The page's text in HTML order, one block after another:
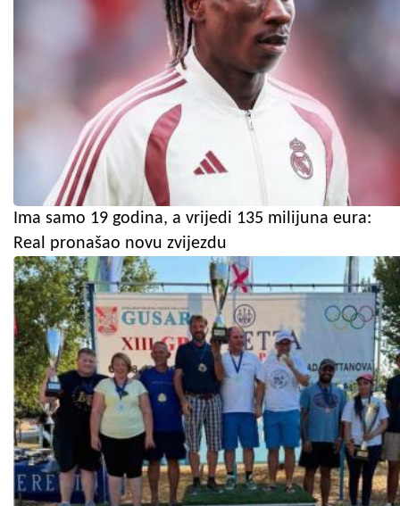
Ima samo 19 godina, a vrijedi 135 milijuna eura:
Real pronašao novu zvijezdu